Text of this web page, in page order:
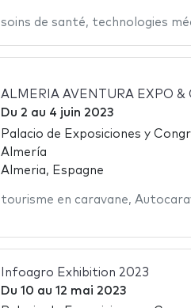
soins de santé, technologies
ALMERIA AVENTURA EXPO &
Du 2 au 4 juin 2023
Palacio de Exposiciones y
Almería
Almeria, Espagne
tourisme en caravane,
Infoagro Exhibition 2023
Du 10 au 12 mai 2023